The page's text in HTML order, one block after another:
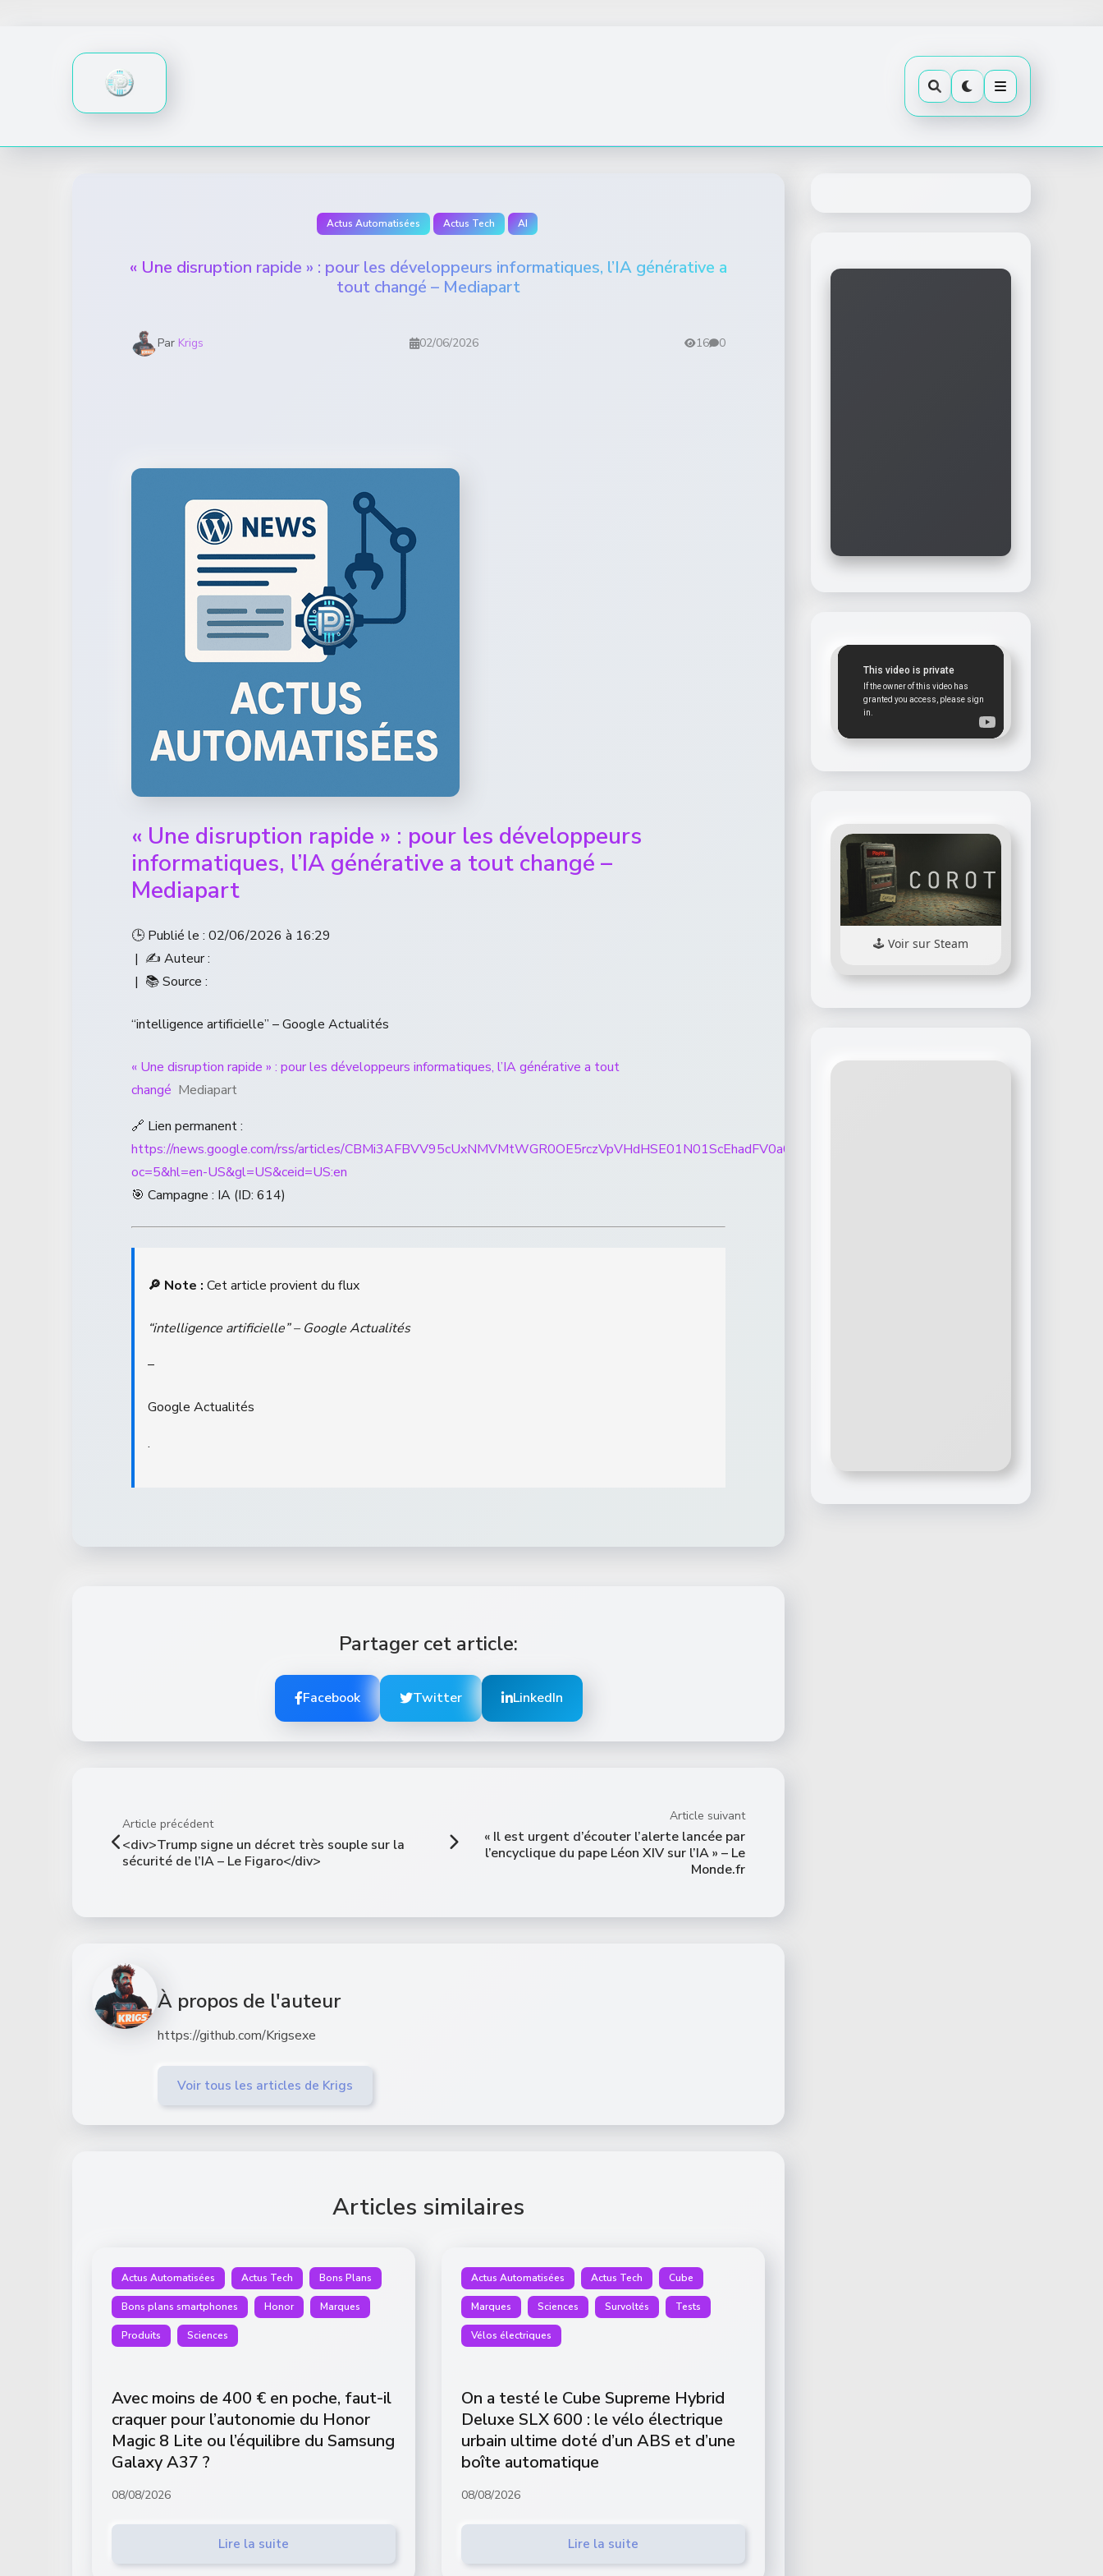
Actus Automatisées Actus Tech AI
« Une disruption rapide » : pour les développeurs informatiques, l’IA générative a
tout changé – Mediapart
Par Krigs 02/06/2026 16 0
« Une disruption rapide » : pour les développeurs
informatiques, l’IA générative a tout changé –
Mediapart
🕒 Publié le : 02/06/2026 à 16:29
| ✍️ Auteur :
| 📚 Source :
“intelligence artificielle” – Google Actualités
« Une disruption rapide » : pour les développeurs informatiques, l’IA générative a tout
changé Mediapart
🔗 Lien permanent :
https://news.google.com/rss/articles/
oc=5&hl=en-US&gl=US&ceid=US:en
🎯 Campagne : IA (ID: 614)
🔎 Note : Cet article provient du flux
“intelligence artificielle” – Google Actualités
–
Google Actualités
.
Partager cet article:
Facebook Twitter LinkedIn
Article précédent
<div>Trump signe un décret très souple sur la
sécurité de l’IA – Le Figaro</div>
Article suivant
« Il est urgent d’écouter l’alerte lancée par
l’encyclique du pape Léon XIV sur l’IA » – Le
Monde.fr
À propos de l'auteur
https://github.com/Krigsexe
Voir tous les articles de Krigs
Articles similaires
Actus Automatisées Actus Tech Bons Plans
Bons plans smartphones Honor Marques
Produits Sciences
Avec moins de 400 € en poche, faut-il
craquer pour l’autonomie du Honor
Magic 8 Lite ou l’équilibre du Samsung
Galaxy A37 ?
08/08/2026
Lire la suite
Actus Automatisées Actus Tech Cube
Marques Sciences Survoltés Tests
Vélos électriques
On a testé le Cube Supreme Hybrid
Deluxe SLX 600 : le vélo électrique
urbain ultime doté d’un ABS et d’une
boîte automatique
08/08/2026
Lire la suite
Voir sur Steam